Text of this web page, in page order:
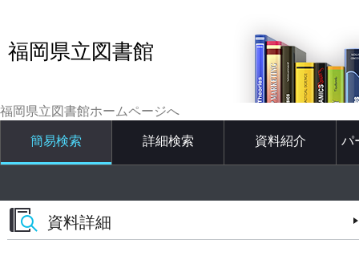
福岡県立図書館
福岡県立図書館ホームページへ
簡易検索 詳細検索 資料紹介 パ
資料詳細